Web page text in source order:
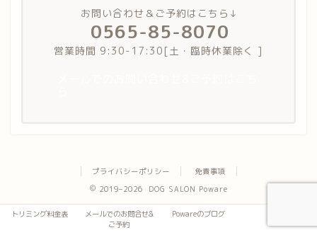
お問い合わせ＆ご予約はこちら↓
0565-85-8070
営業時間 9:30-17:30[土・臨時休業除く ]
プライバシーポリシー
免責事項
2019–2026 DOG SALON Poware
トリミング料金表
メールでのお問合せ&
ご予約
Powareのブログ